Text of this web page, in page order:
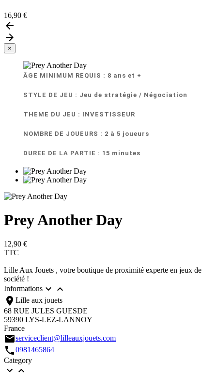
16,90 €


×
ÂGE MINIMUM REQUIS : 8 ans et +
STYLE DE JEU : Jeu de stratégie / Négociation
THEME DU JEU : INVESTISSEUR
NOMBRE DE JOUEURS : 2 à 5 joueurs
DUREE DE LA PARTIE : 15 minutes
Prey Another Day
12,90 €
TTC
Lille Aux Jouets , votre boutique de proximité experte en jeux de
société !
Informations  
location_on Lille aux jouets
68 RUE JULES GUESDE
59390 LYS-LEZ-LANNOY
France
emailserviceclient@lilleauxjouets.com
call0981465864
Category
 